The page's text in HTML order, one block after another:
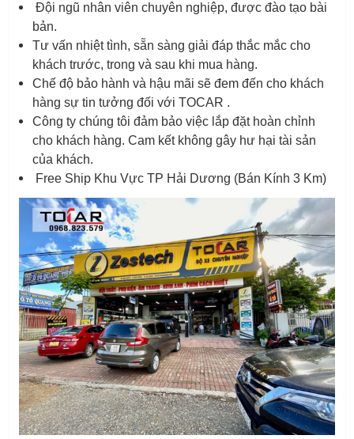
Đội ngũ nhân viên chuyên nghiệp, được đào tạo bài
bản.
Tư vấn nhiệt tình, sẵn sàng giải đáp thắc mắc cho
khách trước, trong và sau khi mua hàng.
Chế độ bảo hành và hậu mãi sẽ đem đến cho khách
hàng sự tin tưởng đối với TOCAR .
Công ty chúng tôi đảm bảo việc lắp đặt hoàn chỉnh
cho khách hàng. Cam kết không gây hư hại tài sản
của khách.
Free Ship Khu Vực TP Hải Dương (Bán Kính 3 Km)